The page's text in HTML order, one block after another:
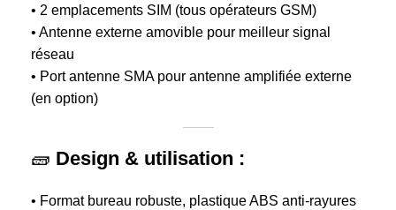
• 2 emplacements SIM (tous opérateurs GSM)
• Antenne externe amovible pour meilleur signal
réseau
• Port antenne SMA pour antenne amplifiée externe
(en option)
🧱 Design & utilisation :
• Format bureau robuste, plastique ABS anti-rayures